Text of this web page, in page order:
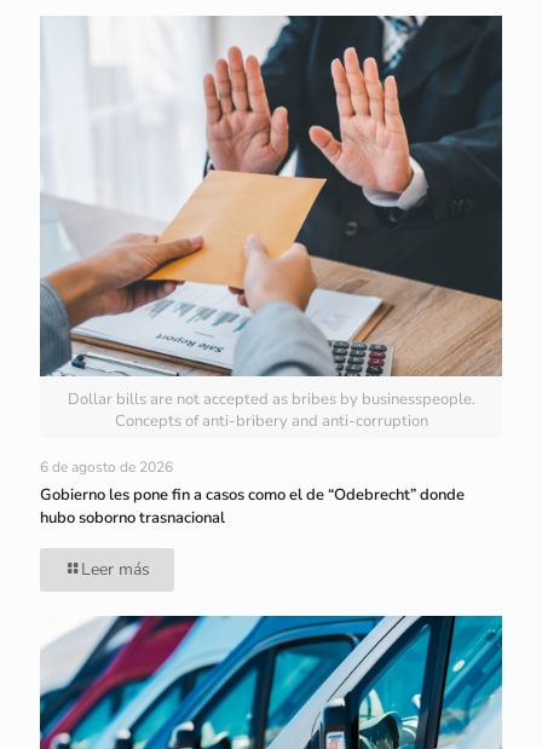
Dollar bills are not accepted as bribes by businesspeople.
Concepts of anti-bribery and anti-corruption
6 de agosto de 2026
Gobierno les pone fin a casos como el de “Odebrecht” donde
hubo soborno trasnacional
Leer más